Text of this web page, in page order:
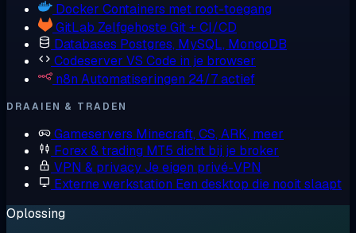
Docker Containers met root-toegang
GitLab Zelfgehoste Git + CI/CD
Databases Postgres, MySQL, MongoDB
Codeserver VS Code in je browser
n8n Automatiseringen 24/7 actief
DRAAIEN & TRADEN
Gameservers Minecraft, CS, ARK, meer
Forex & trading MT5 dicht bij je broker
VPN & privacyJe eigen privé-VPN
Externe werkstation Een desktop die nooit slaapt
Oplossing